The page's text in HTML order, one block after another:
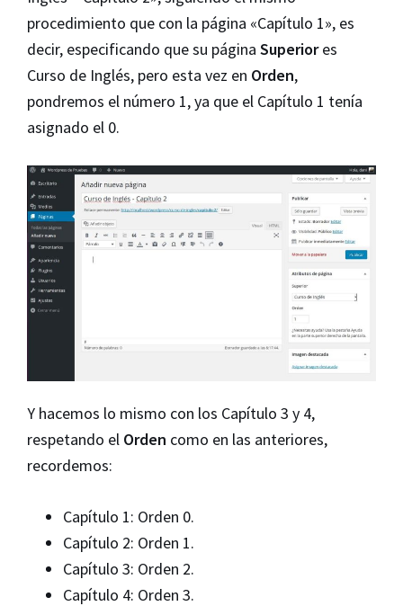
procedimiento que con la página «Capítulo 1», es
decir, especificando que su página Superiores
Curso de Inglés, pero esta vez en Orden,
pondremos el número 1, ya que el Capítulo 1 tenía
asignado el 0.
Y hacemos lo mismo con los Capítulo 3 y 4,
respetando el Orden como en las anteriores,
recordemos:
Capítulo 1: Orden 0.
Capítulo 2: Orden 1.
Capítulo 3: Orden 2.
Capítulo 4: Orden 3.